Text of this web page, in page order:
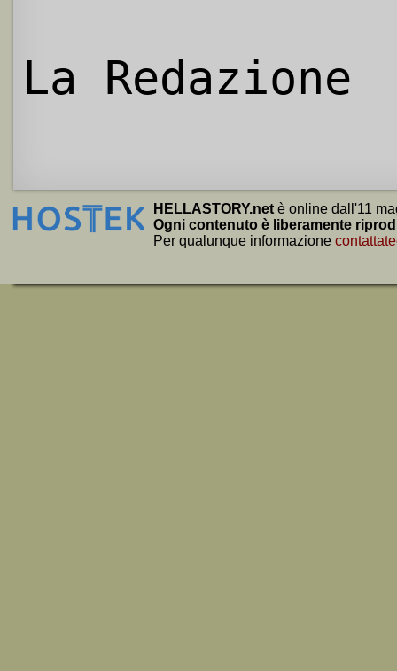
La Redazione
HELLASTORY.net è online dall'11
Ogni contenuto è liberamente
Per qualunque informazione